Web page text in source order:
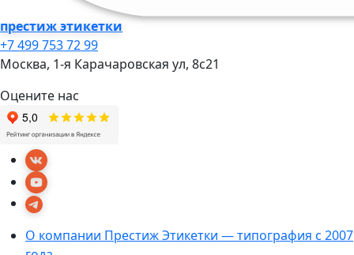
престиж этикетки
+7 499 753 72 99
Москва, 1-я Карачаровская ул, 8c21
Оцените нас
О компании Престиж Этикетки — типография с 2007